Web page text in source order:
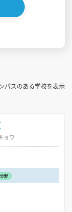
パスのある学校を表示
ョウ
野